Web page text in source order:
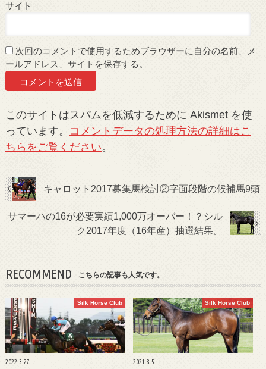
サイト
次回のコメントで使用するためブラウザーに自分の名前、メ
ールアドレス、サイトを保存する。
このサイトはスパムを低減するために Akismet を使
っています。
コメントデータの処理方法の詳細はこ
ちらをご覧ください。
キャロット2017募集馬検討②字面段階の候補馬9頭
サマーハの16が必要実績1,000万オーバー！？シル
ク2017年度（16年産）抽選結果。
RECOMMEND こちらの記事も人気です。
Silk Horse Club
2022.3.27
Silk Horse Club
2021.8.5